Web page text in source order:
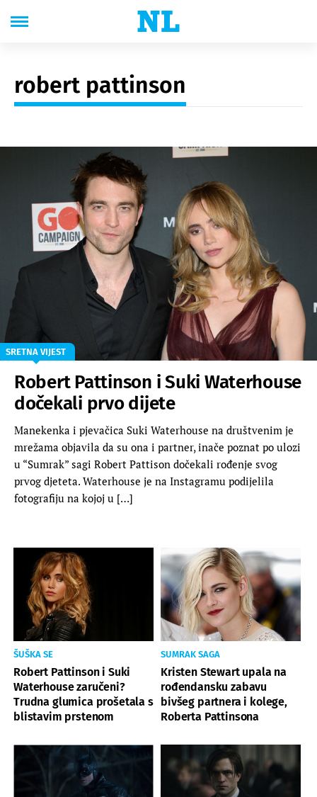
robert pattinson
SRETNA VIJEST
Robert Pattinson i Suki Waterhouse
dočekali prvo dijete
Manekenka i pjevačica Suki Waterhouse na društvenim je
mrežama objavila da su ona i partner, inače poznat po ulozi
u “Sumrak” sagi Robert Pattison dočekali rođenje svog
prvog djeteta. Waterhouse je na Instagramu podijelila
fotografiju na kojoj u […]
ŠUŠKA SE
Robert Pattinson i Suki
Waterhouse zaručeni?
Trudna glumica prošetala s
blistavim prstenom
SUMRAK SAGA
Kristen Stewart upala na
rođendansku zabavu
bivšeg partnera i kolege,
Roberta Pattinsona